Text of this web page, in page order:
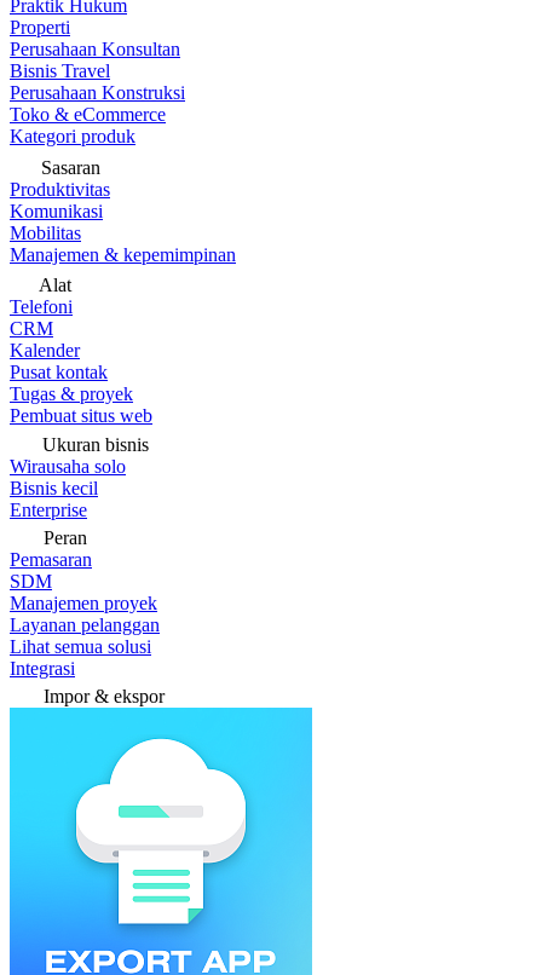
Praktik Hukum
Properti
Perusahaan Konsultan
Bisnis Travel
Perusahaan Konstruksi
Toko & eCommerce
Kategori produk
Sasaran
Produktivitas
Komunikasi
Mobilitas
Manajemen & kepemimpinan
Alat
Telefoni
CRM
Kalender
Pusat kontak
Tugas & proyek
Pembuat situs web
Ukuran bisnis
Wirausaha solo
Bisnis kecil
Enterprise
Peran
Pemasaran
SDM
Manajemen proyek
Layanan pelanggan
Lihat semua solusi
Integrasi
Impor & ekspor